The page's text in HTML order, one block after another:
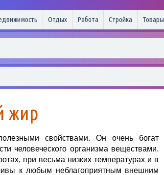
Отдых Работа Стройка Товары
жир
свойствами. Он очень богат
человеческого организма веществами.
при весьма низких температурах и в
к любым неблагоприятным внешним